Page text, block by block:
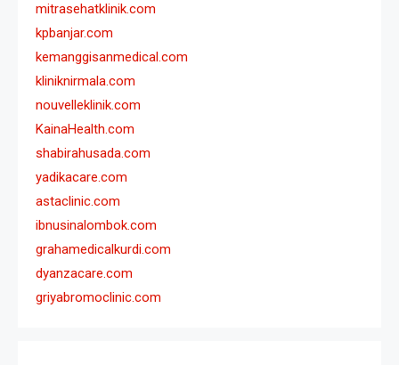
mitrasehatklinik.com
kpbanjar.com
kemanggisanmedical.com
kliniknirmala.com
nouvelleklinik.com
KainaHealth.com
shabirahusada.com
yadikacare.com
astaclinic.com
ibnusinalombok.com
grahamedicalkurdi.com
dyanzacare.com
griyabromoclinic.com